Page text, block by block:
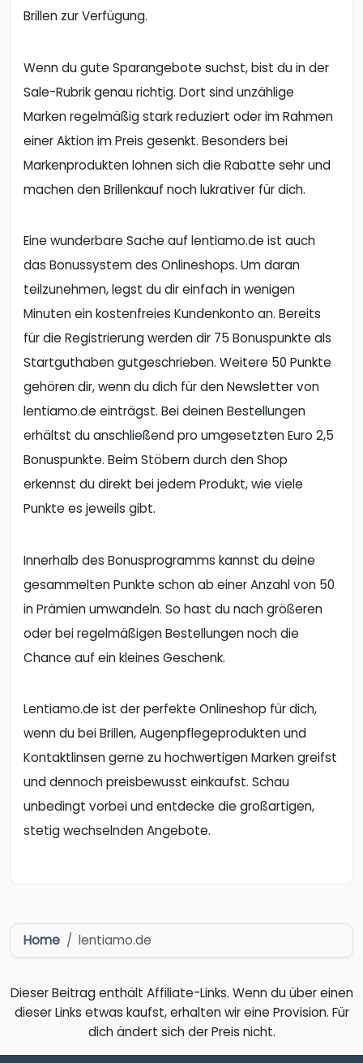
Brillen zur Verfügung.
Wenn du gute Sparangebote suchst, bist du in der
Sale-Rubrik genau richtig. Dort sind unzählige
Marken regelmäßig stark reduziert oder im Rahmen
einer Aktion im Preis gesenkt. Besonders bei
Markenprodukten lohnen sich die Rabatte sehr und
machen den Brillenkauf noch lukrativer für dich.
Eine wunderbare Sache auf lentiamo.de ist auch
das Bonussystem des Onlineshops. Um daran
teilzunehmen, legst du dir einfach in wenigen
Minuten ein kostenfreies Kundenkonto an. Bereits
für die Registrierung werden dir 75 Bonuspunkte als
Startguthaben gutgeschrieben. Weitere 50 Punkte
gehören dir, wenn du dich für den Newsletter von
lentiamo.de einträgst. Bei deinen Bestellungen
erhältst du anschließend pro umgesetzten Euro 2,5
Bonuspunkte. Beim Stöbern durch den Shop
erkennst du direkt bei jedem Produkt, wie viele
Punkte es jeweils gibt.
Innerhalb des Bonusprogramms kannst du deine
gesammelten Punkte schon ab einer Anzahl von 50
in Prämien umwandeln. So hast du nach größeren
oder bei regelmäßigen Bestellungen noch die
Chance auf ein kleines Geschenk.
Lentiamo.de ist der perfekte Onlineshop für dich,
wenn du bei Brillen, Augenpflegeprodukten und
Kontaktlinsen gerne zu hochwertigen Marken greifst
und dennoch preisbewusst einkaufst. Schau
unbedingt vorbei und entdecke die großartigen,
stetig wechselnden Angebote.
Home lentiamo.de
Dieser Beitrag enthält Affiliate-Links. Wenn du über einen
dieser Links etwas kaufst, erhalten wir eine Provision. Für
dich ändert sich der Preis nicht.